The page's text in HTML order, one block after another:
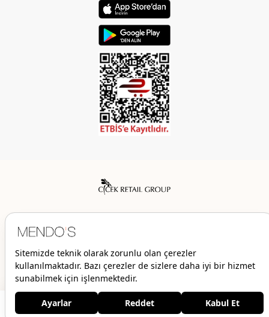
© 2026 Mendo’s | Her hakkı saklıdır.
2.509,00 TL